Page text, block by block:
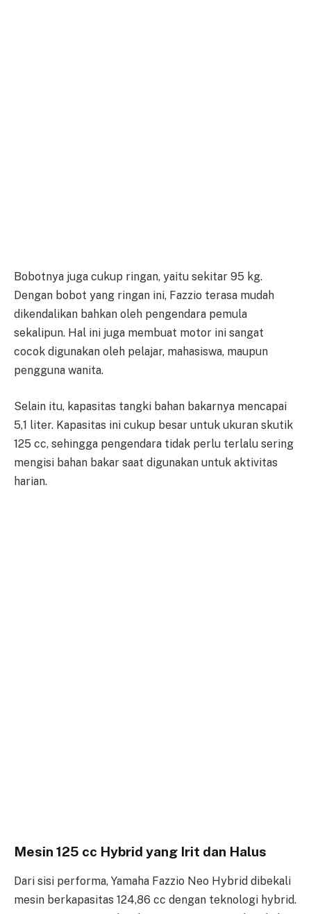
Bobotnya juga cukup ringan, yaitu sekitar 95 kg.
Dengan bobot yang ringan ini, Fazzio terasa mudah
dikendalikan bahkan oleh pengendara pemula
sekalipun. Hal ini juga membuat motor ini sangat
cocok digunakan oleh pelajar, mahasiswa, maupun
pengguna wanita.
Selain itu, kapasitas tangki bahan bakarnya mencapai
5,1 liter. Kapasitas ini cukup besar untuk ukuran skutik
125 cc, sehingga pengendara tidak perlu terlalu sering
mengisi bahan bakar saat digunakan untuk aktivitas
harian.
Mesin 125 cc Hybrid yang Irit dan Halus
Dari sisi performa, Yamaha Fazzio Neo Hybrid dibekali
mesin berkapasitas 124,86 cc dengan teknologi hybrid.